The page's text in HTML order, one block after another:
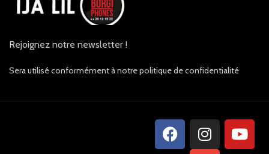
Rejoignez notre newsletter !
Sera utilisé conformément à notre politique de confidentialité